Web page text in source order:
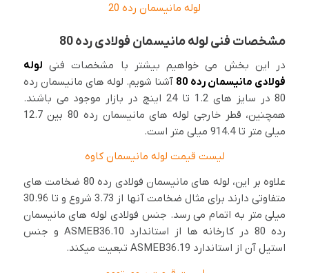
لوله مانیسمان رده 20
مشخصات فنی لوله مانیسمان فولادی رده 80
در این بخش می خواهیم بیشتر با مشخصات فنی لوله
فولادی مانیسمان رده 80
آشنا شویم. لوله های مانیسمان رده
80 در سایز های 1.2 تا 24 اینچ در بازار موجود می باشند.
همچنین، قطر خارجی لوله های مانیسمان رده 80 بین 12.7
میلی متر تا 914.4 میلی متر است.
لیست قیمت لوله مانیسمان کاوه
علاوه بر این، لوله های مانیسمان فولادی رده 80 ضخامت های
متفاوتی دارند برای مثال ضخامت آنها از 3.73 شروع و تا 30.96
میلی متر به اتمام می رسد. جنس فولادی لوله های مانیسمان
رده 80 در کارخانه ها از استاندارد ASMEB36.10 و جنس
استیل آن از استاندارد ASMEB36.19 تبعیت میکند.